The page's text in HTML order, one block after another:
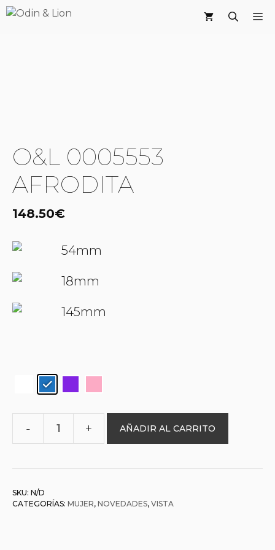
Saltar
O&L 0005553
AFRODITA
148.50€
54mm
18mm
145mm
AFRODITA
AÑADIR AL CARRITO
SKU: N/D
CATEGORÍAS: MUJER, NOVEDADES, VISTA